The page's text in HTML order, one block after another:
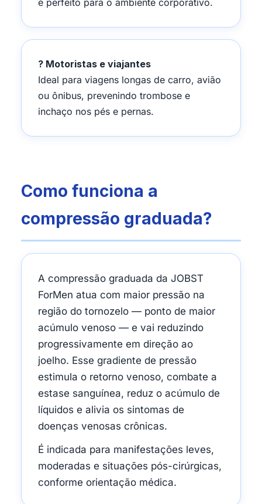
é perfeito para o ambiente corporativo.
? Motoristas e viajantes
Ideal para viagens longas de carro, avião
ou ônibus, prevenindo trombose e
inchaço nos pés e pernas.
Como funciona a
compressão graduada?
A compressão graduada da JOBST
ForMen atua com maior pressão na
região do tornozelo — ponto de maior
acúmulo venoso — e vai reduzindo
progressivamente em direção ao
joelho. Esse gradiente de pressão
estimula o retorno venoso, combate a
estase sanguínea, reduz o acúmulo de
líquidos e alivia os sintomas de
doenças venosas crônicas.
É indicada para manifestações leves,
moderadas e situações pós-cirúrgicas,
conforme orientação médica.